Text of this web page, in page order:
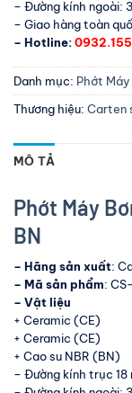
– Đường kính ngoài:
– Giao hàng toàn
– Hotline:
Danh mục: Phớt Máy
Thương hiệu: Carten
MÔ TẢ
Phớt Máy
BN
– Hãng sản xuất:
– Mã sản phẩm:
– Vật liệu
+ Ceramic (CE)
+ Ceramic (CE)
+ Cao su NBR (BN)
– Đường kính trục 18